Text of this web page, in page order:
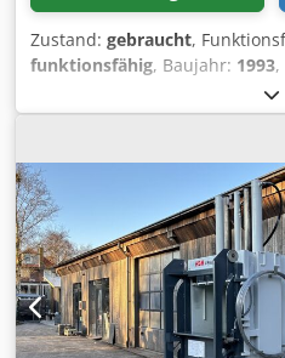
Zustand: gebraucht,
funktionsfähig, Baujahr: 1993
, Hubhöhe:
mm, Kraftstofftyp:Diesel,
Dieselstapler
Zustand: Einsatzbereit und
Technisch: gut Bereifung
Typ: Luft Dksdpfx Apjvnw S
Seitenschieber,
Gabelzinken,
Ventil, Arbeitsscheinwerfer
vorn, Heizung, STVZO,